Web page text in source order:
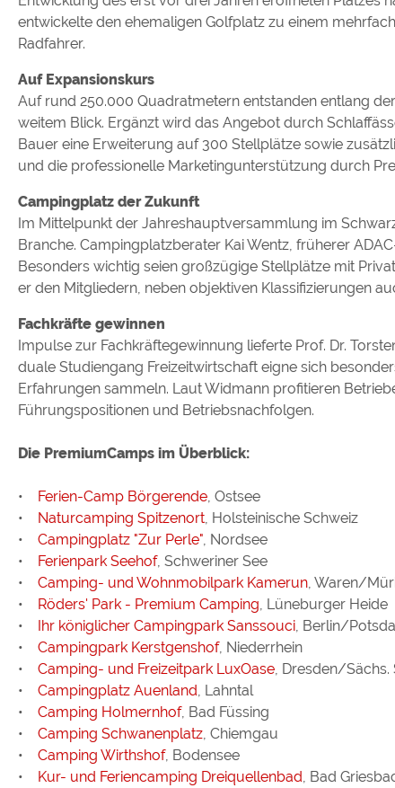
entwickelte den ehemaligen Golfplatz zu einem
Radfahrer.
Auf Expansionskurs
Auf rund 250.000 Quadratmetern entstanden entlang
weitem Blick. Ergänzt wird das Angebot durch
Bauer eine Erweiterung auf 300 Stellplätze sowie
und die professionelle Marketingunterstützung durch
Campingplatz der Zukunft
Im Mittelpunkt der Jahreshauptversammlung im
Branche. Campingplatzberater Kai Wentz, früherer
Besonders wichtig seien großzügige Stellplätze mit
er den Mitgliedern, neben objektiven Klassifizierungen
Fachkräfte gewinnen
Impulse zur Fachkräftegewinnung lieferte Prof. Dr.
duale Studiengang Freizeitwirtschaft eigne sich
Erfahrungen sammeln. Laut Widmann profitieren
Führungspositionen und Betriebsnachfolgen.
Die PremiumCamps im Überblick:
• Ferien-Camp Börgerende , Ostsee
• Naturcamping Spitzenort , Holsteinische Schweiz
• Campingplatz "Zur Perle" , Nordsee
• Ferienpark Seehof, Schweriner See
• Camping- und Wohnmobilpark Kamerun , Waren/
• Röders' Park - Premium Camping , Lüneburger Heide
• Ihr königlicher Campingpark Sanssouci , Berlin/
• Campingpark Kerstgenshof, Niederrhein
• Camping- und Freizeitpark LuxOase , Dresden/
• Campingplatz Auenland , Lahntal
• Camping Holmernhof, Bad Füssing
• Camping Schwanenplatz , Chiemgau
• Camping Wirthshof, Bodensee
• Kur- und Feriencamping Dreiquellenbad , Bad